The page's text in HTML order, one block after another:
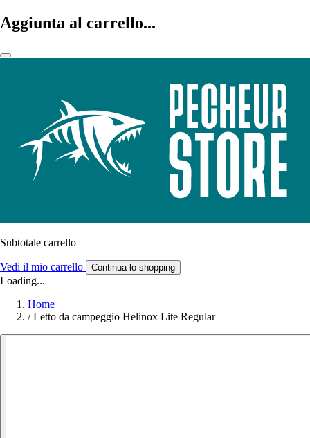
Aggiunta al carrello...
Subtotale carrello
Vedi il mio carrello Continua lo shopping
Loading...
Home
/ Letto da campeggio Helinox Lite Regular